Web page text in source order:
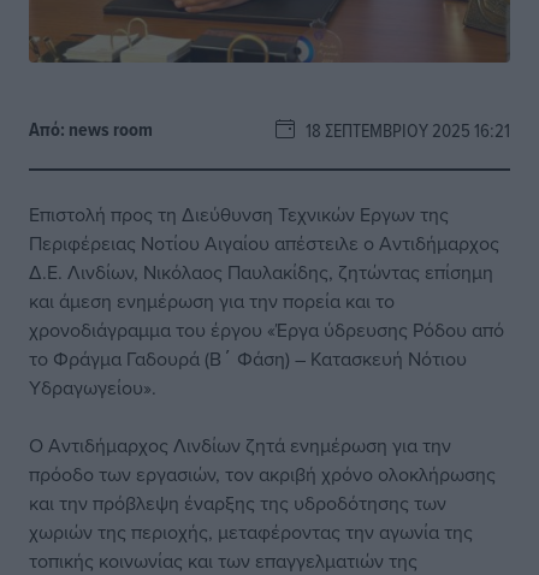
Από: news room 18 ΣΕΠΤΕΜΒΡΊΟΥ 2025 16:21
Επιστολή προς τη Διεύθυνση Τεχνικών Εργων της
Περιφέρειας Νοτίου Αιγαίου απέστειλε ο Αντιδήμαρχος
Δ.Ε. Λινδίων, Νικόλαος Παυλακίδης, ζητώντας επίσημη
και άμεση ενημέρωση για την πορεία και το
χρονοδιάγραμμα του έργου «Έργα ύδρευσης Ρόδου από
το Φράγμα Γαδουρά (Β΄ Φάση) – Κατασκευή Νότιου
Υδραγωγείου».
Ο Αντιδήμαρχος Λινδίων ζητά ενημέρωση για την
πρόοδο των εργασιών, τον ακριβή χρόνο ολοκλήρωσης
και την πρόβλεψη έναρξης της υδροδότησης των
χωριών της περιοχής, μεταφέροντας την αγωνία της
τοπικής κοινωνίας και των επαγγελματιών της